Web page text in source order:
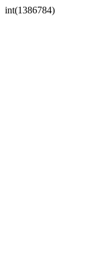
int(1386784)